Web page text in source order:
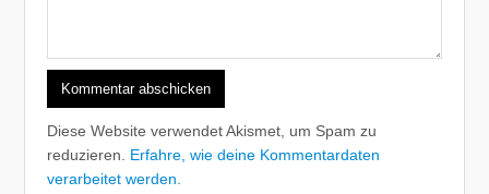
Diese Website verwendet Akismet, um Spam zu
reduzieren. Erfahre, wie deine Kommentardaten
verarbeitet werden.